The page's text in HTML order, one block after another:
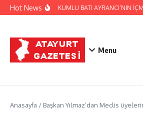
İçeriğe atla
Hot NewsHATSU, KUMLU BATI AYRANCI’NIN
Menu
Anasayfa / Başkan Yılmaz’dan Meclis